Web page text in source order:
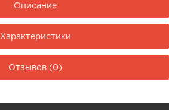
Описание
Характеристики
Отзывов (0)